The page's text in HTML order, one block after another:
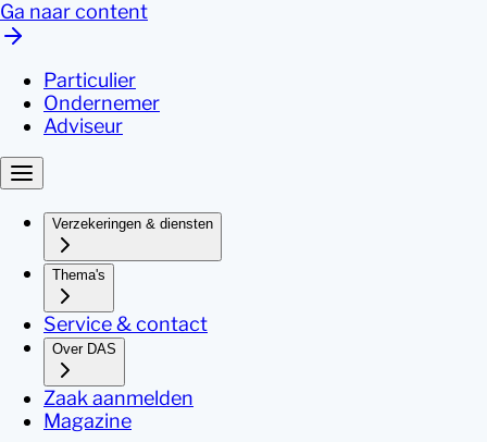
Ga naar content
Particulier
Ondernemer
Adviseur
Verzekeringen & diensten
Thema's
Service & contact
Over DAS
Zaak aanmelden
Magazine